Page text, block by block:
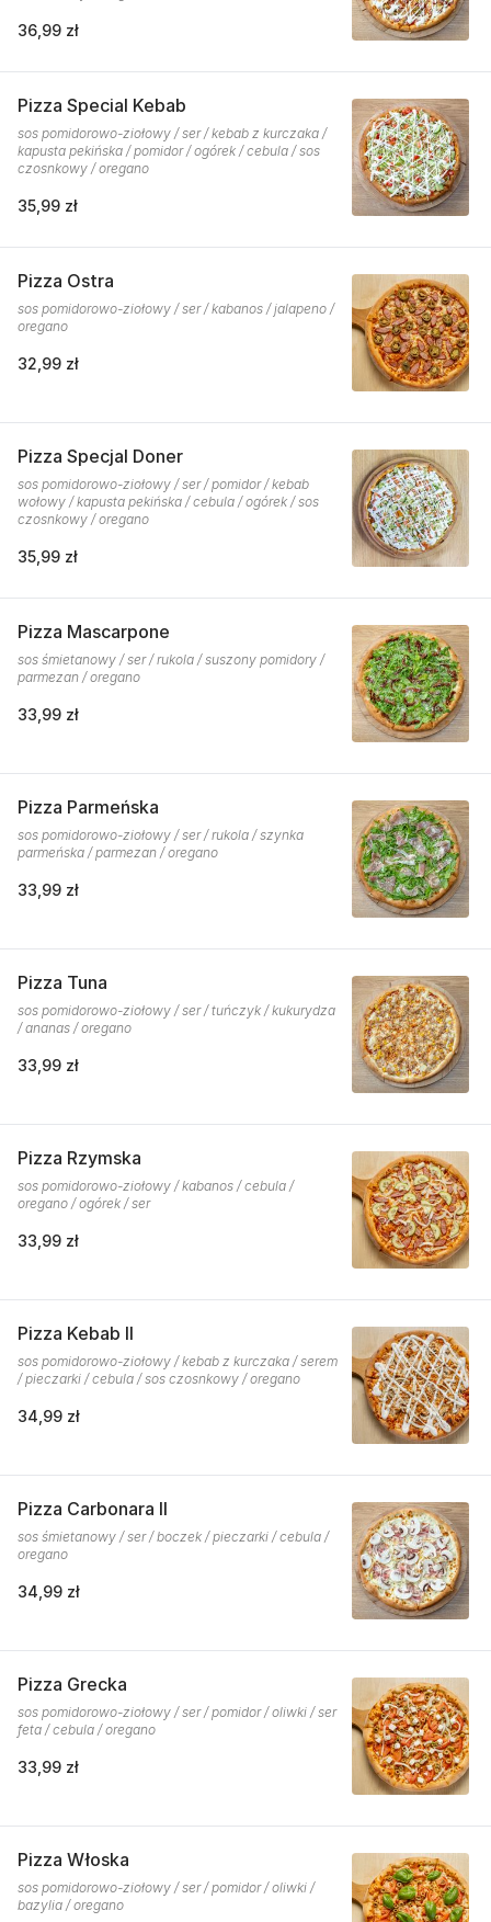
36,99 zł
Pizza Special Kebab
sos pomidorowo-ziołowy / ser / kebab z kurczaka /
kapusta pekińska / pomidor / ogórek / cebula / sos
czosnkowy / oregano
35,99 zł
Pizza Ostra
sos pomidorowo-ziołowy / ser / kabanos / jalapeno /
oregano
32,99 zł
Pizza Specjal Doner
sos pomidorowo-ziołowy / ser / pomidor / kebab
wołowy / kapusta pekińska / cebula / ogórek / sos
czosnkowy / oregano
35,99 zł
Pizza Mascarpone
sos śmietanowy / ser / rukola / suszony pomidory /
parmezan / oregano
33,99 zł
Pizza Parmeńska
sos pomidorowo-ziołowy / ser / rukola / szynka
parmeńska / parmezan / oregano
33,99 zł
Pizza Tuna
sos pomidorowo-ziołowy / ser / tuńczyk / kukurydza
/ ananas / oregano
33,99 zł
Pizza Rzymska
sos pomidorowo-ziołowy / kabanos / cebula /
oregano / ogórek / ser
33,99 zł
Pizza Kebab II
sos pomidorowo-ziołowy / kebab z kurczaka / serem
/ pieczarki / cebula / sos czosnkowy / oregano
34,99 zł
Pizza Carbonara II
sos śmietanowy / ser / boczek / pieczarki / cebula /
oregano
34,99 zł
Pizza Grecka
sos pomidorowo-ziołowy / ser / pomidor / oliwki / ser
feta / cebula / oregano
33,99 zł
Pizza Włoska
sos pomidorowo-ziołowy / ser / pomidor / oliwki /
bazylia / oregano